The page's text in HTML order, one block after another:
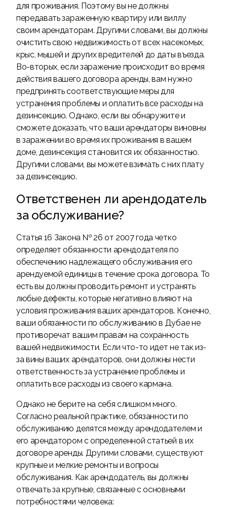
для проживания. Поэтому вы не должны
передавать зараженную квартиру или виллу
своим арендаторам. Другими словами, вы должны
очистить свою недвижимость от всех насекомых,
крыс, мышей и других вредителей до даты въезда.
Во-вторых, если заражение происходит во время
действия вашего договора аренды, вам нужно
предпринять соответствующие меры для
устранения проблемы и оплатить все расходы на
дезинсекцию. Однако, если вы обнаружите и
сможете доказать, что ваши арендаторы виновны
в заражении во время их проживания в вашем
доме, дезинсекция становится их обязанностью.
Другими словами, вы можете взимать с них плату
за дезинсекцию.
Ответственен ли арендодатель
за обслуживание?
Статья 16 Закона № 26 от 2007 года четко
определяет обязанности арендодателя по
обеспечению надлежащего обслуживания его
арендуемой единицы в течение срока договора. То
есть вы должны проводить ремонт и устранять
любые дефекты, которые негативно влияют на
условия проживания ваших арендаторов. Конечно,
ваши обязанности по обслуживанию в Дубае не
противоречат вашим правам на сохранность
вашей недвижимости. Если что-то идет не так из-
за вины ваших арендаторов, они должны нести
ответственность за устранение проблемы и
оплатить все расходы из своего кармана.
Однако не берите на себя слишком много.
Согласно реальной практике, обязанности по
обслуживанию делятся между арендодателем и
его арендатором с определенной статьей в их
договоре аренды. Другими словами, существуют
крупные и мелкие ремонты и вопросы
обслуживания. Как арендодатель, вы должны
отвечать за крупные, связанные с основными
потребностями человека: